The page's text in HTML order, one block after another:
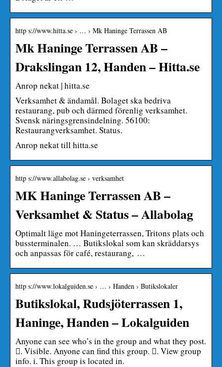
http s://www.hitta.se › … › Mk Haninge Terrassen AB
Mk Haninge Terrassen AB –
Drakslingan 12, Handen – Hitta.se
Anrop nekat | hitta.se
Verksamhet & ändamål. Bolaget ska bedriva
restaurang, pub och därmed förenlig verksamhet.
Svensk näringsgrensindelning. 56100:
Restaurangverksamhet. Status.
Anrop nekat till hitta.se
http s://www.allabolag.se › verksamhet
MK Haninge Terrassen AB –
Verksamhet & Status – Allabolag
Optimalt läge mot Haningeterrassen, Tritons plats och
bussterminalen. … Butikslokal som kan skräddarsys
och anpassas för café, restaurang, …
http s://www.lokalguiden.se › … › Handen › Butikslokaler
Butikslokal, Rudsjöterrassen 1,
Haninge, Handen – Lokalguiden
Anyone can see who’s in the group and what they post.
󰛻. Visible. Anyone can find this group. 󰛐. View group
info. i. This group is located in.